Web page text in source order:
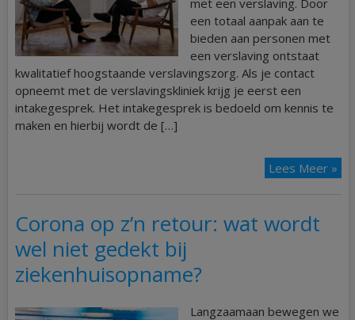
met een verslaving. Door
een totaal aanpak aan te
bieden aan personen met
een verslaving ontstaat
kwalitatief hoogstaande verslavingszorg. Als je contact
opneemt met de verslavingskliniek krijg je eerst een
intakegesprek. Het intakegesprek is bedoeld om kennis te
maken en hierbij wordt de […]
Lees Meer »
Corona op z’n retour: wat wordt
wel niet gedekt bij
ziekenhuisopname?
Langzaamaan bewegen we